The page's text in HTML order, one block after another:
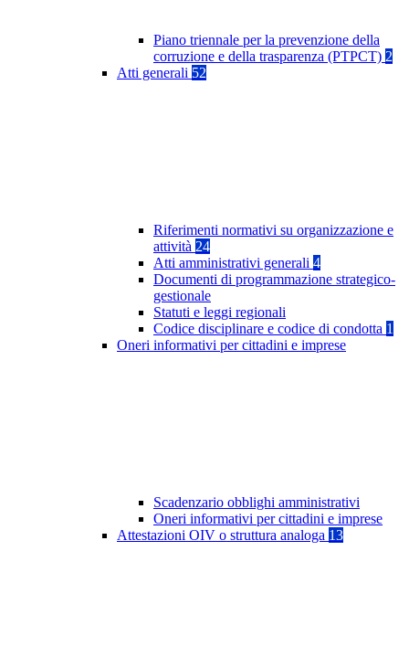
Piano triennale per la prevenzione della
corruzione e della trasparenza (PTPCT) 2
Atti generali 52
Riferimenti normativi su organizzazione e
attività 24
Atti amministrativi generali 4
Documenti di programmazione strategico-
gestionale
Statuti e leggi regionali
Codice disciplinare e codice di condotta 1
Oneri informativi per cittadini e imprese
Scadenzario obblighi amministrativi
Oneri informativi per cittadini e imprese
Attestazioni OIV o struttura analoga 13